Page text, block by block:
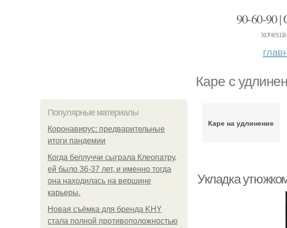
90-60-
Каре с
Популярные материалы
Коронавирус: предварительные
итоги пандемии
Когда беллуччи сыграла Клеопатру,
ей было 36-37 лет, и именно тогда
она находилась на вершине
карьеры.
Новая съёмка для бренда KHY
стала полной противоположностью
Каре на удлинение
Укладка